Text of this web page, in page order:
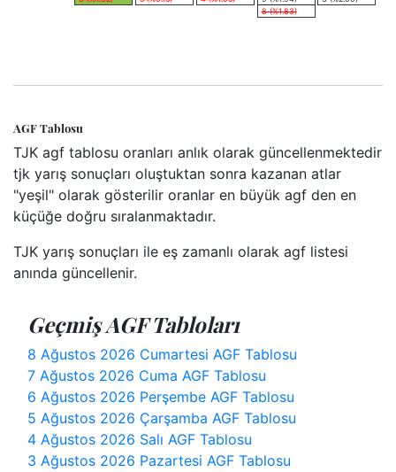
8 (%1.83)
AGF Tablosu
TJK agf tablosu oranları anlık olarak güncellenmektedir
tjk yarış sonuçları oluştuktan sonra kazanan atlar
"yeşil" olarak gösterilir oranlar en büyük agf den en
küçüğe doğru sıralanmaktadır.
TJK yarış sonuçları ile eş zamanlı olarak agf listesi
anında güncellenir.
Geçmiş AGF Tabloları
8 Ağustos 2026 Cumartesi AGF Tablosu
7 Ağustos 2026 Cuma AGF Tablosu
6 Ağustos 2026 Perşembe AGF Tablosu
5 Ağustos 2026 Çarşamba AGF Tablosu
4 Ağustos 2026 Salı AGF Tablosu
3 Ağustos 2026 Pazartesi AGF Tablosu